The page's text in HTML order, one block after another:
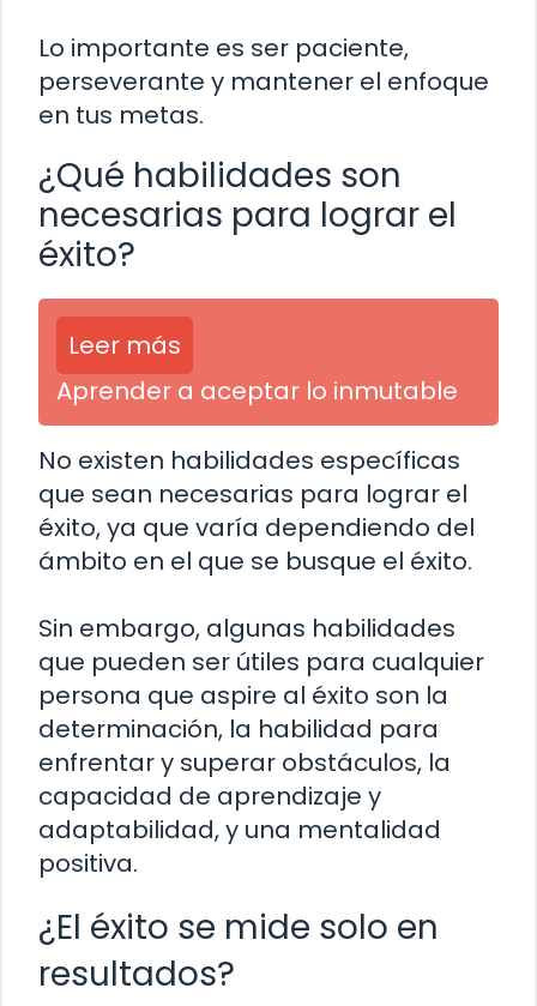
Lo importante es ser paciente,
perseverante y mantener el enfoque
en tus metas.
¿Qué habilidades son
necesarias para lograr el
éxito?
Leer más
Aprender a aceptar lo inmutable
No existen habilidades específicas
que sean necesarias para lograr el
éxito, ya que varía dependiendo del
ámbito en el que se busque el éxito.
Sin embargo, algunas habilidades
que pueden ser útiles para cualquier
persona que aspire al éxito son la
determinación, la habilidad para
enfrentar y superar obstáculos, la
capacidad de aprendizaje y
adaptabilidad, y una mentalidad
positiva.
¿El éxito se mide solo en
resultados?